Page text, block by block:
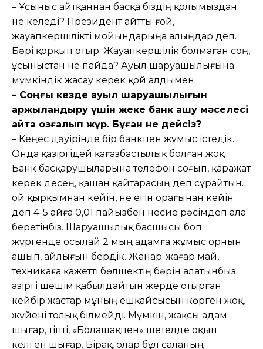
– Ұсыныс айтқаннан басқа біздің қолымыздан
не келеді? Президент айтты ғой,
жауапкершілікті мойындарыңа алыңдар деп.
Бәрі қорқып отыр. Жауапкершілік болмаған соң,
ұсыныстан не пайда? Ауыл шаруашылығына
мүмкіндік жасау керек қой алдымен.
– Соңғы кезде ауыл шаруашылығын
қаржыландыру үшін жеке банк ашу мәселесі
қайта қозғалып жүр. Бұған не дейсіз?
– Кеңес дәуірінде бір банкпен жұмыс істедік.
Онда қазіргідей қағазбастылық болған жоқ.
Банк басқарушыларына телефон соғып, қаражат
керек десең, қашан қайтарасың деп сұрайтын.
Қой қырқымнан кейін, не егін орағынан кейін
деп 4-5 айға 0,01 пайызбен несие рәсімдеп ала
беретінбіз. Шаруашылық басшысы боп
жүргенде осылай 2 мың адамға жұмыс орнын
ашып, айлығын бердік. Жанар-жағар май,
техникаға қажетті бөлшектің бәрін алатынбыз.
Қазіргі шешім қабылдайтын жерде отырған
кейбір жастар мұның ешқайсысын көрген жоқ,
жүйені толық білмейді. Мүмкін, жақсы адам
шығар, тіпті, «Болашақпен» шетелде оқып
келген шығар. Бірақ, олар бұл саланың